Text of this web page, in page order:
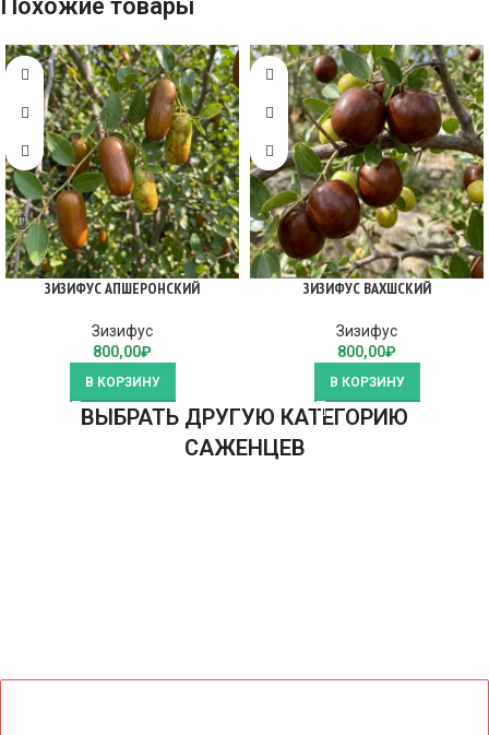
Похожие товары
ЗИЗИФУС АПШЕРОНСКИЙ
Зизифус
800,00₽
В КОРЗИНУ
ЗИЗИФУС ВАХШСКИЙ
Зизифус
800,00₽
В КОРЗИНУ
ВЫБРАТЬ ДРУГУЮ КАТЕГОРИЮ
САЖЕНЦЕВ